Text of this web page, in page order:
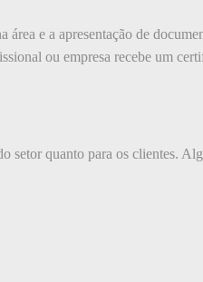
e a apresentação de
ou empresa recebe um
setor quanto para os clientes.